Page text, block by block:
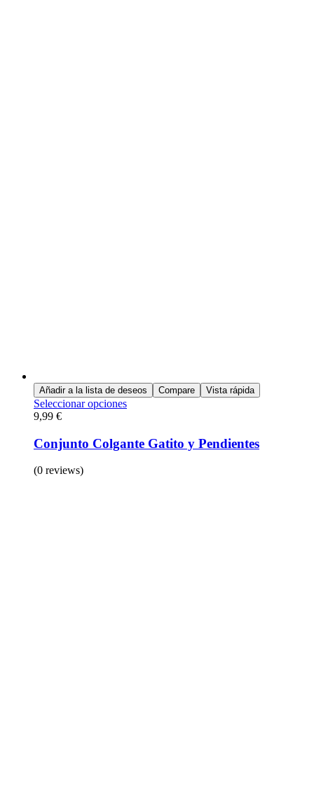
Añadir a la lista de deseos Compare Vista rápida
Seleccionar opciones
9,99 €
Conjunto Colgante Gatito y Pendientes
(0 reviews)